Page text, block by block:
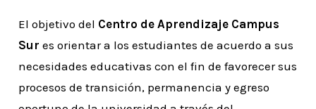
El objetivo del Centro de Aprendizaje Campus
Sur es orientar a los estudiantes de acuerdo a sus
necesidades educativas con el fin de favorecer sus
procesos de transición, permanencia y egreso